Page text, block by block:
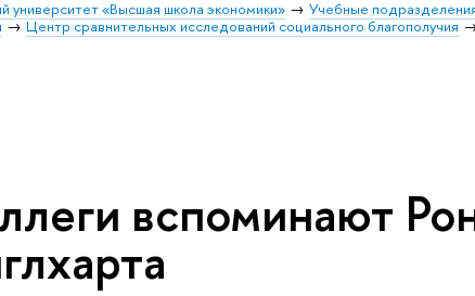
университет «Высшая школа экономики» Учебные
Центр сравнительных исследований социального благополучия
вспоминают